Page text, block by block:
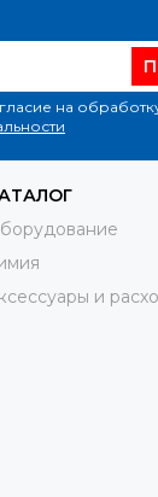
на
и